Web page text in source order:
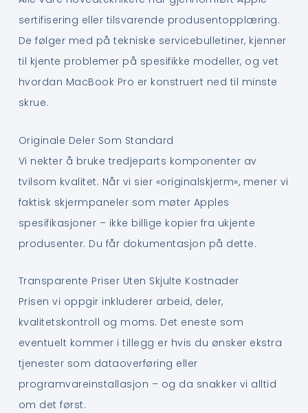
sertifisering eller tilsvarende produsentopplæring.
De følger med på tekniske servicebulletiner, kjenner
til kjente problemer på spesifikke modeller, og vet
hvordan MacBook Pro er konstruert ned til minste
skrue.
Originale Deler Som Standard
Vi nekter å bruke tredjeparts komponenter av
tvilsom kvalitet. Når vi sier «originalskjerm», mener vi
faktisk skjermpaneler som møter Apples
spesifikasjoner – ikke billige kopier fra ukjente
produsenter. Du får dokumentasjon på dette.
Transparente Priser Uten Skjulte Kostnader
Prisen vi oppgir inkluderer arbeid, deler,
kvalitetskontroll og moms. Det eneste som
eventuelt kommer i tillegg er hvis du ønsker ekstra
tjenester som dataoverføring eller
programvareinstallasjon – og da snakker vi alltid
om det først.